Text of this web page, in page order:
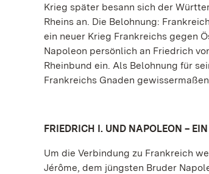
Krieg später besann sich der
Rheins an. Die Belohnung:
ein neuer Krieg Frankreichs gegen
Napoleon persönlich an Friedrich
Rheinbund ein. Als Belohnung für
Frankreichs Gnaden
FRIEDRICH I. UND NAPOLEON –
Um die Verbindung zu Frankreich
Jérôme, dem jüngsten Bruder